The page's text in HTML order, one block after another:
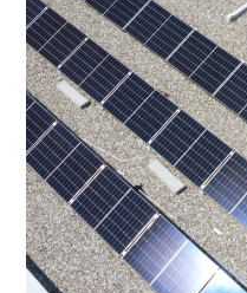
LAVORA
IT DE